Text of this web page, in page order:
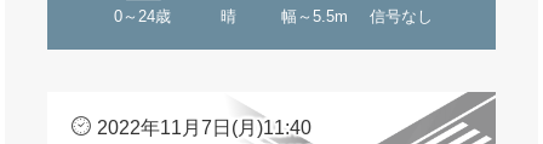
0～24歳 晴 幅～5.5m 信号なし
2022年11月7日(月)11:40